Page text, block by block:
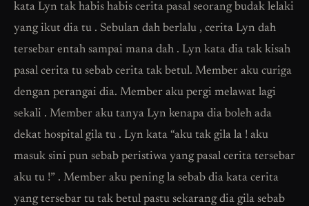
kata Lyn tak habis habis cerita pasal seorang budak lelaki
yang ikut dia tu . Sebulan dah berlalu , cerita Lyn dah
tersebar entah sampai mana dah . Lyn kata dia tak kisah
pasal cerita tu sebab cerita tak betul. Member aku curiga
dengan perangai dia. Member aku pergi melawat lagi
sekali . Member aku tanya Lyn kenapa dia boleh ada
dekat hospital gila tu . Lyn kata “aku tak gila la ! aku
masuk sini pun sebab peristiwa yang pasal cerita tersebar
aku tu !” . Member aku pening la sebab dia kata cerita
yang tersebar tu tak betul pastu sekarang dia gila sebab